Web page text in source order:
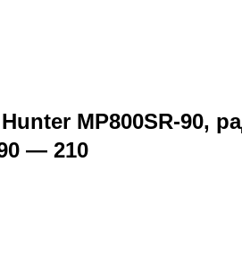
MP800SR-90,
— 210